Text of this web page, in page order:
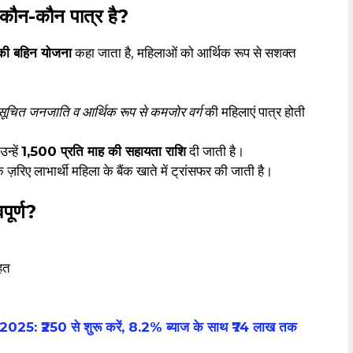
कौन पात्र है?
बहिन योजनाकहा जाता है, महिलाओं को आर्थिक रूप से सशक्त
जनजाति व आर्थिक रूप से कमजोर वर्गकी महिलाएं पात्र होती
₹1,500 प्रति माह की सहायता राशिदी जाती है।
महिला के बैंक खाते में ट्रांसफर की जाती है।
₹250 से शुरू करें, 8.2% ब्याज के साथ ₹74 लाख तक